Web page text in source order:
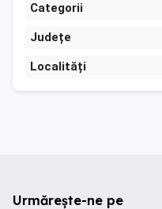
Categorii
Județe
Localități
Urmărește-ne pe